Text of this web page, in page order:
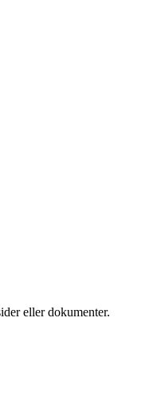
eller dokumenter.